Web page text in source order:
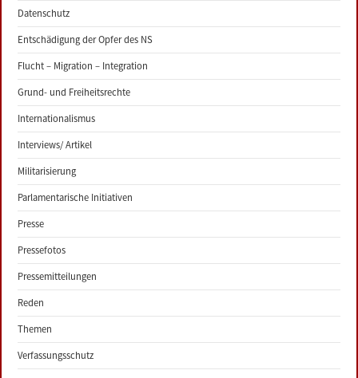
Datenschutz
Entschädigung der Opfer des NS
Flucht – Migration – Integration
Grund- und Freiheitsrechte
Internationalismus
Interviews/ Artikel
Militarisierung
Parlamentarische Initiativen
Presse
Pressefotos
Pressemitteilungen
Reden
Themen
Verfassungsschutz